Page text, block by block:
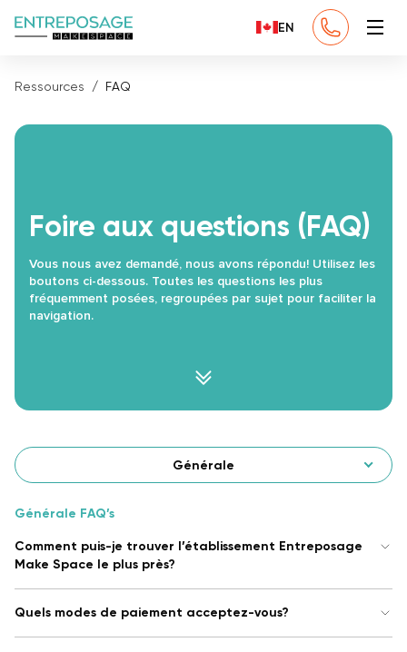
EN
Ressources FAQ
Foire aux questions (FAQ)
Vous nous avez demandé, nous avons répondu! Utilisez les
boutons ci-dessous. Toutes les questions les plus
fréquemment posées, regroupées par sujet pour faciliter la
navigation.
Générale
Générale FAQ’s
Comment puis-je trouver l’établissement Entreposage
Make Space le plus près?
Quels modes de paiement acceptez-vous?